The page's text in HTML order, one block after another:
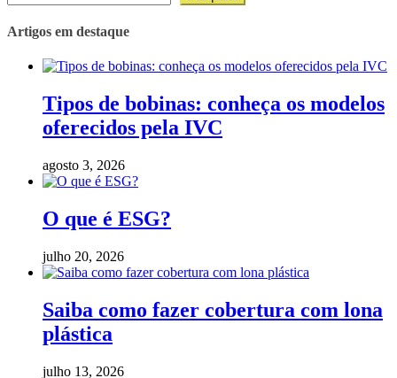
Artigos em destaque
Tipos de bobinas: conheça os modelos
oferecidos pela IVC
agosto 3, 2026
O que é ESG?
julho 20, 2026
Saiba como fazer cobertura com lona
plástica
julho 13, 2026